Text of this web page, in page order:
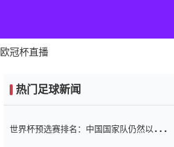
欧冠杯直播
热门足球新闻
世界杯预选赛排名：中国国家队仍然以6分